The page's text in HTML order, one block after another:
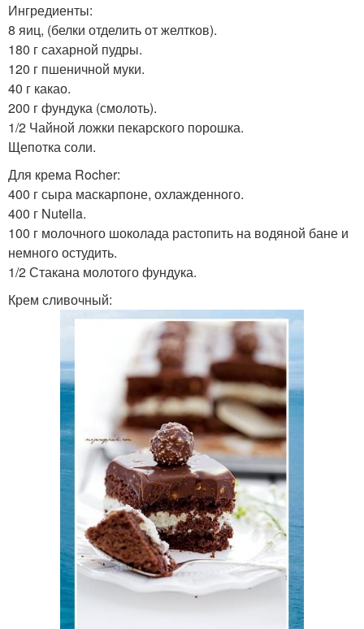
Ингредиенты:
8 яиц, (белки отделить от желтков).
180 г сахарной пудры.
120 г пшеничной муки.
40 г какао.
200 г фундука (смолоть).
1/2 Чайной ложки пекарского порошка.
Щепотка соли.
Для крема Rocher:
400 г сыра маскарпоне, охлажденного.
400 г Nutella.
100 г молочного шоколада растопить на водяной бане и
немного остудить.
1/2 Стакана молотого фундука.
Крем сливочный: